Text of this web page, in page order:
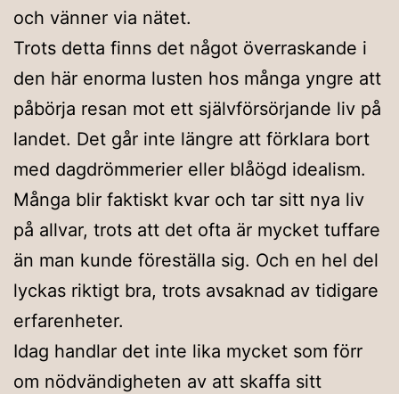
och vänner via nätet.
Trots detta finns det något överraskande i
den här enorma lusten hos många yngre att
påbörja resan mot ett självförsörjande liv på
landet. Det går inte längre att förklara bort
med dagdrömmerier eller blåögd idealism.
Många blir faktiskt kvar och tar sitt nya liv
på allvar, trots att det ofta är mycket tuffare
än man kunde föreställa sig. Och en hel del
lyckas riktigt bra, trots avsaknad av tidigare
erfarenheter.
Idag handlar det inte lika mycket som förr
om nödvändigheten av att skaffa sitt